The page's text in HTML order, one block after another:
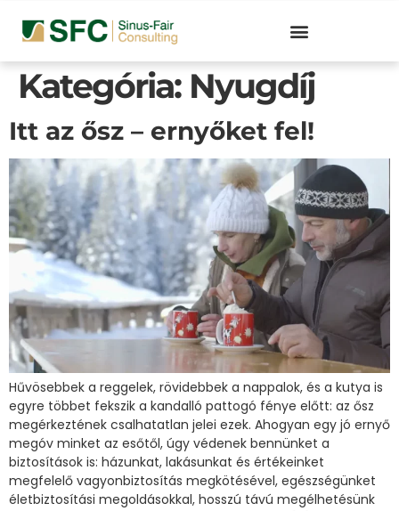
Kategória: Nyugdíj
Itt az ősz – ernyőket fel!
Hűvösebbek a reggelek, rövidebbek a nappalok, és a kutya is
egyre többet fekszik a kandalló pattogó fénye előtt: az ősz
megérkeztének csalhatatlan jelei ezek. Ahogyan egy jó ernyő
megóv minket az esőtől, úgy védenek bennünket a
biztosítások is: házunkat, lakásunkat és értékeinket
megfelelő vagyonbiztosítás megkötésével, egészségünket
életbiztosítási megoldásokkal, hosszú távú megélhetésünk